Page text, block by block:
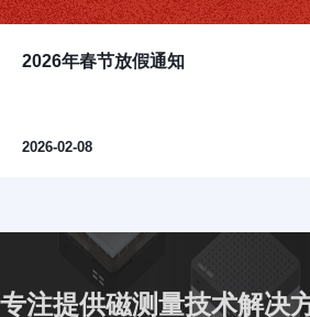
2026年春节放假通知
2026-02-08
专注提供磁测量技术解决